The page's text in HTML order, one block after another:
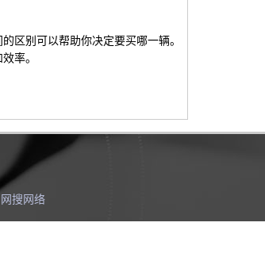
区别可以帮助你决定要买哪一辆。
率。
网搜网络